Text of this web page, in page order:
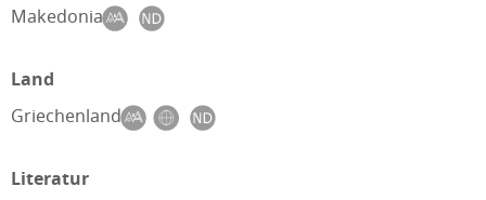
Makedonia
Land
Griechenland
Literatur